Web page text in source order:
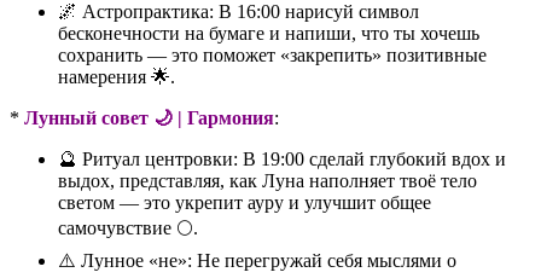
🌌 Астропрактика: В 16:00 нарисуй символ
бесконечности на бумаге и напиши, что ты хочешь
сохранить — это поможет «закрепить» позитивные
намерения 🌟.
* Лунный совет 🌙 | Гармония:
🔮 Ритуал центровки: В 19:00 сделай глубокий вдох и
выдох, представляя, как Луна наполняет твоё тело
светом — это укрепит ауру и улучшит общее
самочувствие 🌕.
⚠️ Лунное «не»: Не перегружай себя мыслями о